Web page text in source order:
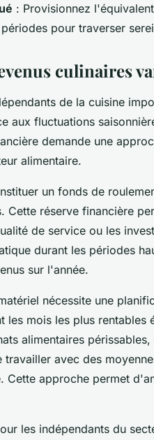
: Provisionnez
pour traverser
culinaires
de la cuisine
aux fluctuations
demande une
alimentaire.
un fonds de
Cette réserve financière
de service ou les
durant les périodes
sur l'année.
nécessite une
les mois les plus rentables
alimentaires périssables,
travailler avec des
Cette approche permet
les indépendants du